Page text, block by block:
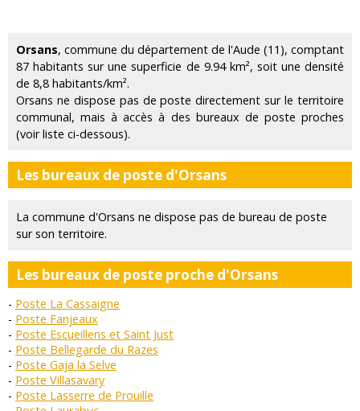
Orsans, commune du département de l'Aude (11), comptant
87 habitants sur une superficie de 9.94 km², soit une densité
de 8,8 habitants/km².
Orsans ne dispose pas de poste directement sur le territoire
communal, mais à accès à des bureaux de poste proches
(voir liste ci-dessous).
Les bureaux de poste d'Orsans
La commune d'Orsans ne dispose pas de bureau de poste
sur son territoire.
Les bureaux de poste proche d'Orsans
Poste La Cassaigne
Poste Fanjeaux
Poste Escueillens et Saint Just
Poste Bellegarde du Razes
Poste Gaja la Selve
Poste Villasavary
Poste Lasserre de Prouille